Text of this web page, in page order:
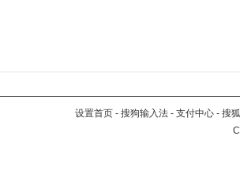
设置首页 - 搜狗输入法 - 支付中心 - 搜